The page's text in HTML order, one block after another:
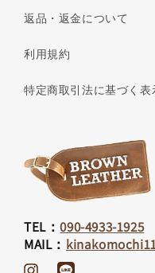
返品・返金について
利用規約
特定商取引法に基づく表
TEL：090-4933-1925
MAIL：